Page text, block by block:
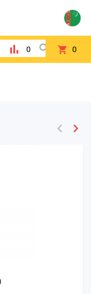
0 0